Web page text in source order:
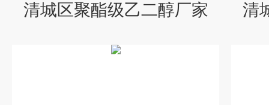
清城区聚酯级乙二醇厂家 清